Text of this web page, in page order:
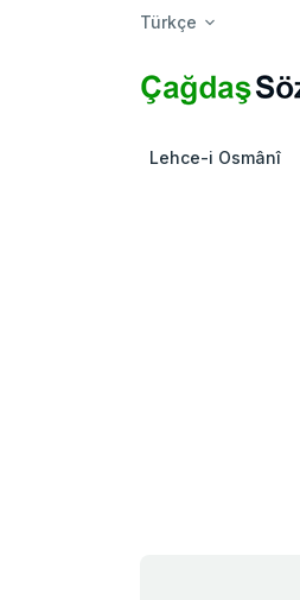
Türkçe
Lehce-i Osmânî